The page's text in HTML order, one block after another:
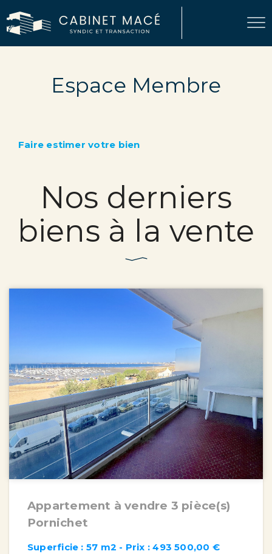
Espace Membre
Faire estimer votre bien
Nos derniers
biens à la vente
Appartement à vendre 3 pièce(s)
Pornichet
Superficie : 57 m2 - Prix : 493 500,00 €